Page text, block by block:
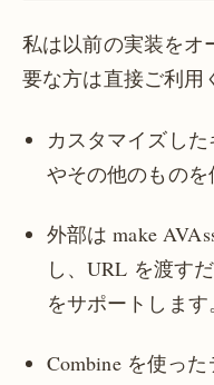
私は以前の実装をオ
要な方は直接ご利用
カスタマイズし
やその他のもの
外部は make
し、URL を渡す
をサポートします
Combine を使っ